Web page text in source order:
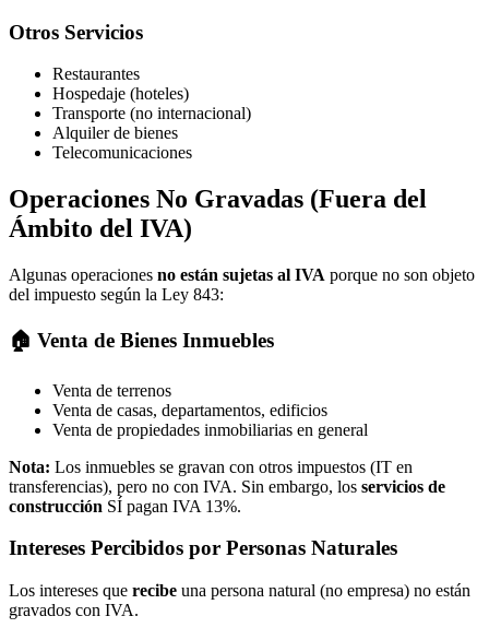
Otros Servicios
Restaurantes
Hospedaje (hoteles)
Transporte (no internacional)
Alquiler de bienes
Telecomunicaciones
Operaciones No Gravadas (Fuera del
Ámbito del IVA)
Algunas operaciones no están sujetas al IVA porque no son objeto
del impuesto según la Ley 843:
🏠 Venta de Bienes Inmuebles
Venta de terrenos
Venta de casas, departamentos, edificios
Venta de propiedades inmobiliarias en general
Nota: Los inmuebles se gravan con otros impuestos (IT en
transferencias), pero no con IVA. Sin embargo, los servicios de
construcción SÍ pagan IVA 13%.
Intereses Percibidos por Personas Naturales
Los intereses que recibe una persona natural (no empresa) no están
gravados con IVA.